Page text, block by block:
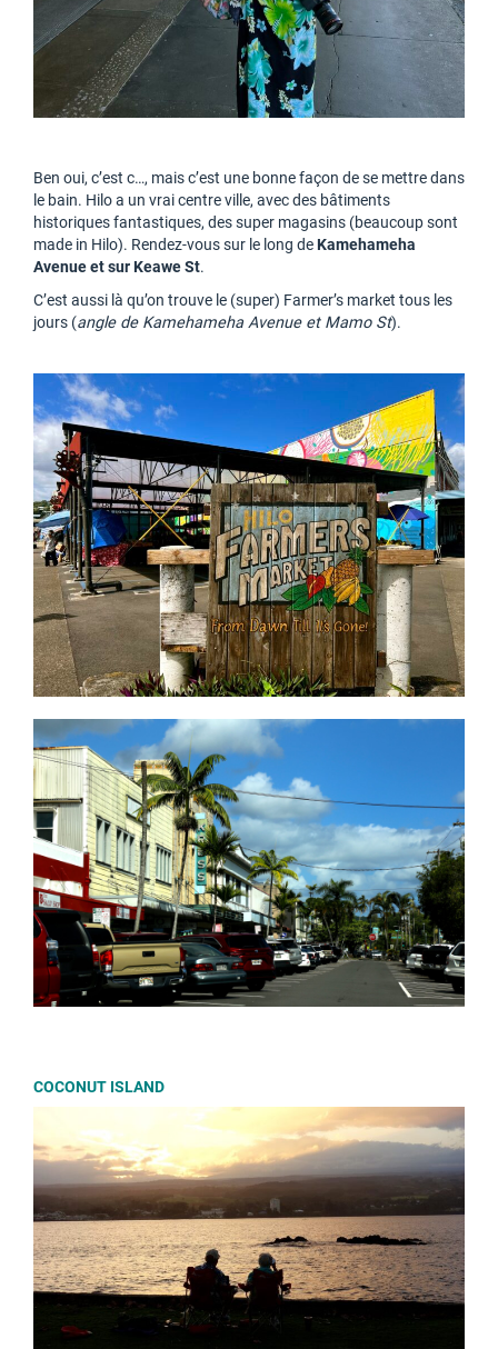
Ben oui, c’est c…, mais c’est une bonne façon de se mettre dans
le bain. Hilo a un vrai centre ville, avec des bâtiments
historiques fantastiques, des super magasins (beaucoup sont
made in Hilo). Rendez-vous sur le long deKamehameha
Avenue et sur Keawe St.
C’est aussi là qu’on trouve le (super) Farmer’s market tous les
jours (angle de Kamehameha Avenue et Mamo St).
COCONUT ISLAND